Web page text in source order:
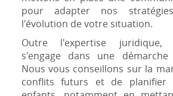
pour adapter nos
l'évolution de votre situation.
Outre l'expertise juridique,
s'engage dans une
Nous vous conseillons sur la
conflits futurs et de planifier